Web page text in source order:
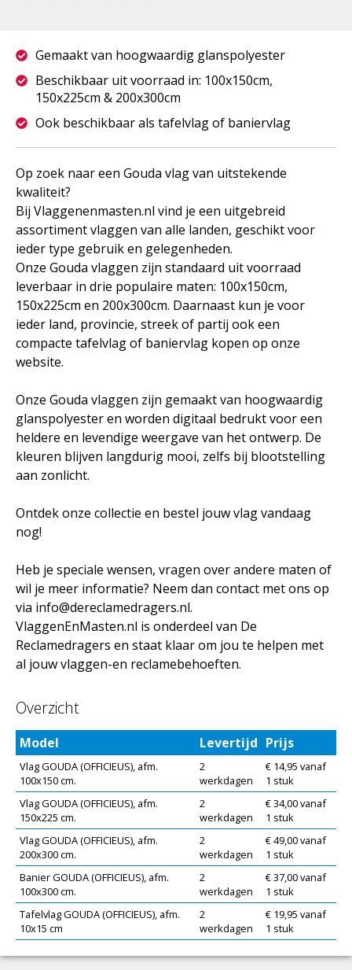
Op zoek naar een Gouda vlag van uitstekende
kwaliteit?
Bij Vlaggenenmasten.nl vind je een uitgebreid
assortiment vlaggen van alle landen, geschikt voor
ieder type gebruik en gelegenheden.
Onze Gouda vlaggen zijn standaard uit voorraad
leverbaar in drie populaire maten: 100x150cm,
150x225cm en 200x300cm. Daarnaast kun je voor
ieder land, provincie, streek of partij ook een
compacte tafelvlag of baniervlag kopen op onze
website.
Onze Gouda vlaggen zijn gemaakt van hoogwaardig
glanspolyester en worden digitaal bedrukt voor een
heldere en levendige weergave van het ontwerp. De
kleuren blijven langdurig mooi, zelfs bij blootstelling
aan zonlicht.
Ontdek onze collectie en bestel jouw vlag vandaag
nog!
Heb je speciale wensen, vragen over andere maten of
wil je meer informatie? Neem dan contact met ons op
via info@dereclamedragers.nl.
VlaggenEnMasten.nl is onderdeel van De
Reclamedragers en staat klaar om jou te helpen met
al jouw vlaggen-en reclamebehoeften.
Gemaakt van hoogwaardig glanspolyester
Beschikbaar uit voorraad in: 100x150cm,
150x225cm & 200x300cm
Ook beschikbaar als tafelvlag of baniervlag
Overzicht
Model Levertijd Prijs
Vlag GOUDA (OFFICIEUS), afm.
100x150 cm.
2
werkdagen
€ 14,95 vanaf
1 stuk
Vlag GOUDA (OFFICIEUS), afm.
150x225 cm.
2
werkdagen
€ 34,00 vanaf
1 stuk
Vlag GOUDA (OFFICIEUS), afm.
200x300 cm.
2
werkdagen
€ 49,00 vanaf
1 stuk
Banier GOUDA (OFFICIEUS), afm.
100x300 cm.
2
werkdagen
€ 37,00 vanaf
1 stuk
Tafelvlag GOUDA (OFFICIEUS), afm.
10x15 cm
2
werkdagen
€ 19,95 vanaf
1 stuk